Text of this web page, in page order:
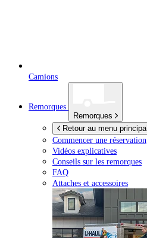
Camions
Remorques
Remorques
Retour au menu principal
Commencer une réservation
Vidéos explicatives
Conseils sur les remorques
FAQ
Attaches et accessoires